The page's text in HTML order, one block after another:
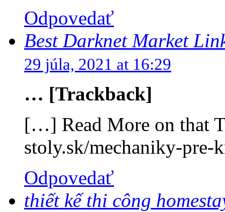
Odpovedať
Best Darknet Market
29 júla, 2021 at 16:29
… [Trackback]
[…] Read More on that
stoly.sk/mechaniky-
Odpovedať
thiết kế thi công